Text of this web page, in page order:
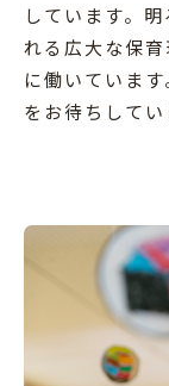
しています。
れる広大な保
に働いていま
をお待ちしてい